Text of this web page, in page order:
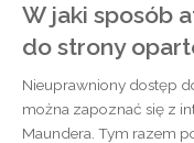
W jaki sposób
do strony
Nieuprawniony dostęp
można zapoznać się z
Maundera. Tym razem